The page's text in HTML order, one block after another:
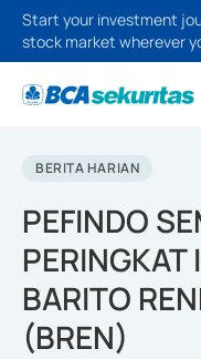
Start your investment
stock market wherever
BERITA HARIAN
PEFINDO
BARITO
(BREN)